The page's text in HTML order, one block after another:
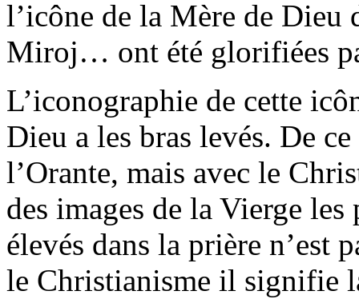
l’icône de la Mère de Dieu
Miroj… ont été glorifiées
L’iconographie de cette
Dieu a les bras levés. De
l’Orante, mais avec le
des images de la Vierge les
élevés dans la prière n’est
le Christianisme il signifie